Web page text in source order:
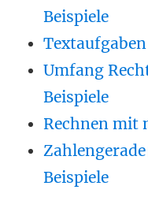
Beispiele
Umfang
Beispiele
Rechnen mit
Beispiele